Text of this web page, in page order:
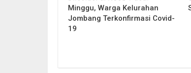
Minggu, Warga Kelurahan
Jombang Terkonfirmasi Covid-
19